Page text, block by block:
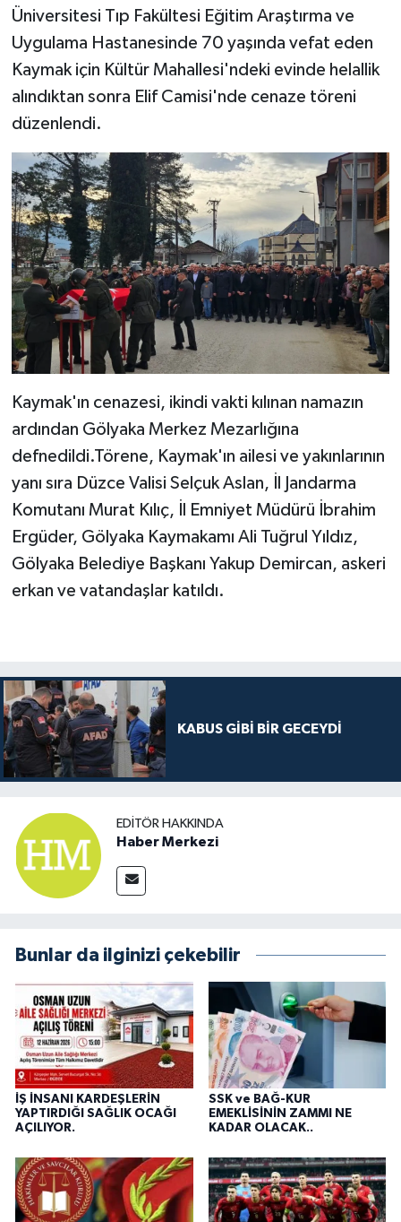
Üniversitesi Tıp Fakültesi Eğitim Araştırma ve
Uygulama Hastanesinde 70 yaşında vefat eden
Kaymak için Kültür Mahallesi'ndeki evinde helallik
alındıktan sonra Elif Camisi'nde cenaze töreni
düzenlendi.
Kaymak'ın cenazesi, ikindi vakti kılınan namazın
ardından Gölyaka Merkez Mezarlığına
defnedildi.Törene, Kaymak'ın ailesi ve yakınlarının
yanı sıra Düzce Valisi Selçuk Aslan, İl Jandarma
Komutanı Murat Kılıç, İl Emniyet Müdürü İbrahim
Ergüder, Gölyaka Kaymakamı Ali Tuğrul Yıldız,
Gölyaka Belediye Başkanı Yakup Demircan, askeri
erkan ve vatandaşlar katıldı.
KABUS GİBİ BİR GECEYDİ
EDITÖR HAKKINDA
Haber Merkezi
Bunlar da ilginizi çekebilir
İŞ İNSANI KARDEŞLERİN
YAPTIRDIĞI SAĞLIK OCAĞI
AÇILIYOR.
SSK ve BAĞ-KUR
EMEKLİSİNİN ZAMMI NE
KADAR OLACAK..